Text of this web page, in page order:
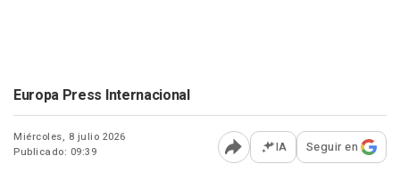
Europa Press Internacional
Miércoles, 8 julio 2026
Publicado: 09:39
Abrir opciones para
IA Seguir en